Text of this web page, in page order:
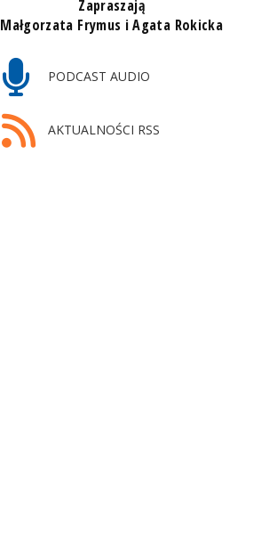
Zapraszają
Małgorzata Frymus i Agata Rokicka
PODCAST AUDIO
AKTUALNOŚCI RSS